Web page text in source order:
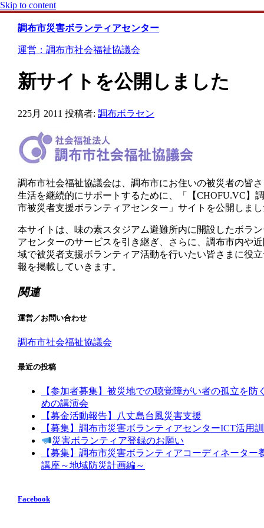
Skip to content
調布市災害ボランティアセンター
運営：調布市社会福祉協議会
新サイトを公開しました
225月 2011 投稿者: 調布ボラセン
調布市社会福祉協議会は、調布市にお住いの被災者の皆
生活を継続的にサポートするために、「【CHOFU.VC】
市被災者支援ボランティアセンター」サイトを公開しま
本サイトは、味の素スタジアム避難所内に開設したボラ
アセンターのサービスを引き継ぎ、さらに、調布市内や
域で被災者支援ボランティア活動を行いたい皆さまに役
報を掲載していきます。
関連
運営／お問い合わせ
調布市社会福祉協議会
最近の投稿
【参加者募集】被災地での聴覚障がい者の孤立を防
めの講演会
【募金活動報告】八丈島台風災害支援
【募集】調布市災害ボランティアセンターICT活用
災害ボランティア登録のお願い
【募集】調布市災害ボランティアコーディネーター
講座～地域防災計画編～
Facebook